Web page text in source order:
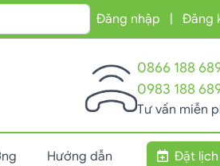
Đăng nhập Đăng
0866 188
0983 188
Tư vấn miễn
Hướng dẫn
Đặt lịch